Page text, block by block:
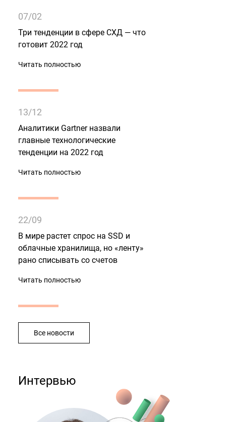
07/02
Три тенденции в сфере СХД — что
готовит 2022 год
Читать полностью
13/12
Аналитики Gartner назвали
главные технологические
тенденции на 2022 год
Читать полностью
22/09
В мире растет спрос на SSD и
облачные хранилища, но «ленту»
рано списывать со счетов
Читать полностью
Все новости
Интервью